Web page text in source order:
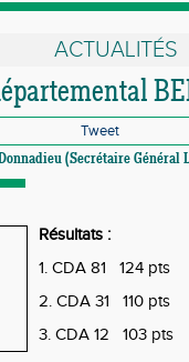
ACTUALITÉS
Tweet
(Secrétaire Général
Résultats :
1. CDA 81 124 pts
2. CDA 31 110 pts
3. CDA 12 103 pts